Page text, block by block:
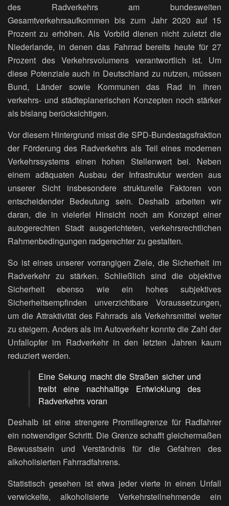
des Radverkehrs am bundesweiten
Gesamtverkehrsaufkommen bis zum Jahr 2020 auf 15
Prozent zu erhöhen. Als Vorbild dienen nicht zuletzt die
Niederlande, in denen das Fahrrad bereits heute für 27
Prozent des Verkehrsvolumens verantwortlich ist. Um
diese Potenziale auch in Deutschland zu nutzen, müssen
Bund, Länder sowie Kommunen das Rad in ihren
verkehrs- und städteplanerischen Konzepten noch stärker
als bislang berücksichtigen.
Vor diesem Hintergrund misst die SPD-Bundestagsfraktion
der Förderung des Radverkehrs als Teil eines modernen
Verkehrssystems einen hohen Stellenwert bei. Neben
einem adäquaten Ausbau der Infrastruktur werden aus
unserer Sicht insbesondere strukturelle Faktoren von
entscheidender Bedeutung sein. Deshalb arbeiten wir
daran, die in vielerlei Hinsicht noch am Konzept einer
autogerechten Stadt ausgerichteten, verkehrsrechtlichen
Rahmenbedingungen radgerechter zu gestalten.
So ist eines unserer vorrangigen Ziele, die Sicherheit im
Radverkehr zu stärken. Schließlich sind die objektive
Sicherheit ebenso wie ein hohes subjektives
Sicherheitsempfinden unverzichtbare Voraussetzungen,
um die Attraktivität des Fahrrads als Verkehrsmittel weiter
zu steigern. Anders als im Autoverkehr konnte die Zahl der
Unfallopfer im Radverkehr in den letzten Jahren kaum
reduziert werden.
Eine Sekung macht die Straßen sicher und
treibt eine nachhaltige Entwicklung des
Radverkehrs voran
Deshalb ist eine strengere Promillegrenze für Radfahrer
ein notwendiger Schritt. Die Grenze schafft gleichermaßen
Bewusstsein und Verständnis für die Gefahren des
alkoholisierten Fahrradfahrens.
Statistisch gesehen ist etwa jeder vierte in einen Unfall
verwickelte, alkoholisierte Verkehrsteilnehmende ein